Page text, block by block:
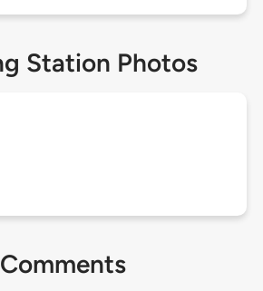
Station Photos